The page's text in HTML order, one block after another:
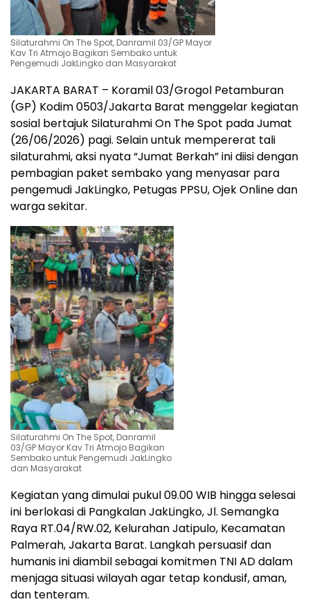
Silaturahmi On The Spot, Danramil 03/GP Mayor
Kav Tri Atmojo Bagikan Sembako untuk
Pengemudi JakLingko dan Masyarakat
JAKARTA BARAT – Koramil 03/Grogol Petamburan
(GP) Kodim 0503/Jakarta Barat menggelar kegiatan
sosial bertajuk Silaturahmi On The Spot pada Jumat
(26/06/2026) pagi. Selain untuk mempererat tali
silaturahmi, aksi nyata “Jumat Berkah” ini diisi dengan
pembagian paket sembako yang menyasar para
pengemudi JakLingko, Petugas PPSU, Ojek Online dan
warga sekitar.
Silaturahmi On The Spot, Danramil
03/GP Mayor Kav Tri Atmojo Bagikan
Sembako untuk Pengemudi JakLingko
dan Masyarakat
​Kegiatan yang dimulai pukul 09.00 WIB hingga selesai
ini berlokasi di Pangkalan JakLingko, Jl. Semangka
Raya RT.04/RW.02, Kelurahan Jatipulo, Kecamatan
Palmerah, Jakarta Barat. Langkah persuasif dan
humanis ini diambil sebagai komitmen TNI AD dalam
menjaga situasi wilayah agar tetap kondusif, aman,
dan tenteram.